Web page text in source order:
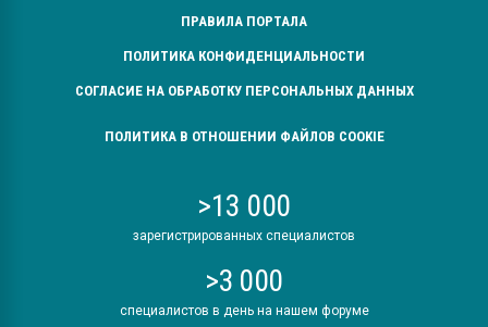
ПРАВИЛА ПОРТАЛА
ПОЛИТИКА КОНФИДЕНЦИАЛЬНОСТИ
СОГЛАСИЕ НА ОБРАБОТКУ ПЕРСОНАЛЬНЫХ ДАННЫХ
ПОЛИТИКА В ОТНОШЕНИИ ФАЙЛОВ COOKIE
>13 000
зарегистрированных специалистов
>3 000
специалистов в день на нашем форуме